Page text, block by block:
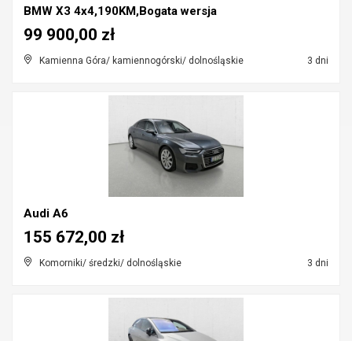
BMW X3 4x4,190KM,Bogata wersja
Kamienna Góra/ kamiennogórski/ dolnośląskie 3 dni
99 900,00 zł
Audi A6
Komorniki/ średzki/ dolnośląskie 3 dni
155 672,00 zł